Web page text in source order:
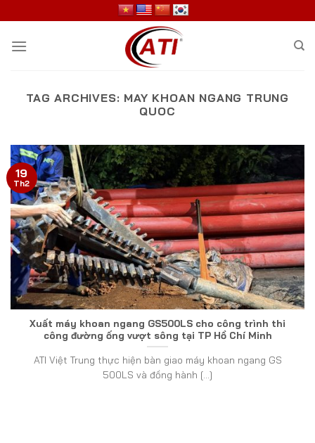
to
content
TAG ARCHIVES: MAY KHOAN NGANG TRUNG
QUOC
Xuất máy khoan ngang GS500LS cho công trình thi
công đường ống vượt sông tại TP Hồ Chí Minh
ATI Việt Trung thực hiện bàn giao máy khoan ngang GS
500LS và đồng hành [...]
19
Th2